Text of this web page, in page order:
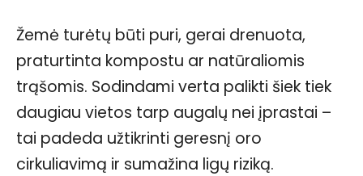
Žemė turėtų būti puri, gerai drenuota,
praturtinta kompostu ar natūraliomis
trąšomis. Sodindami verta palikti šiek tiek
daugiau vietos tarp augalų nei įprastai –
tai padeda užtikrinti geresnį oro
cirkuliavimą ir sumažina ligų riziką.